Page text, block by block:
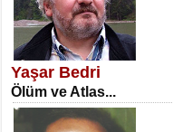
SATILMIŞ ÜMİT
Erkenlik...
Yaşar Bedri
Ölüm ve Atlas...